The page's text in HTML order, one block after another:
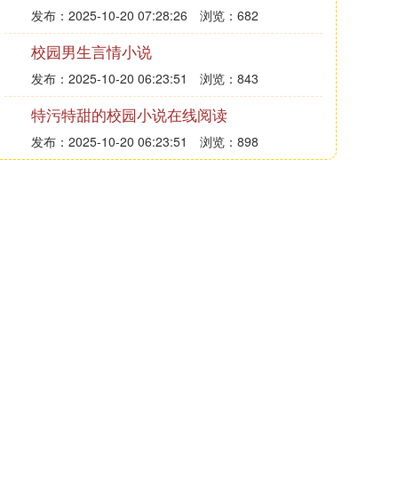
发布：2025-10-20 07:28:26 浏览：682
校园男生言情小说
发布：2025-10-20 06:23:51 浏览：843
特污特甜的校园小说在线阅读
发布：2025-10-20 06:23:51 浏览：898